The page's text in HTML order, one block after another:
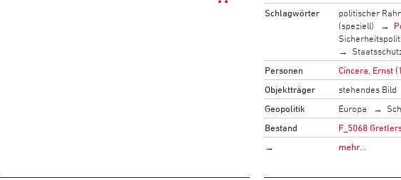
Schlagwörter
politischer
(speziell)
Personen
Cincera, Ernst
Objektträger
stehendes Bild
Geopolitik
Europa
Bestand
F_5068
→
mehr…